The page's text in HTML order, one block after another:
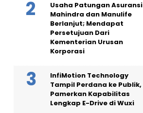
Usaha Patungan Asuransi
Mahindra dan Manulife
Berlanjut; Mendapat
Persetujuan Dari
Kementerian Urusan
Korporasi
InfiMotion Technology
Tampil Perdana ke Publik,
Pamerkan Kapabilitas
Lengkap E-Drive di Wuxi